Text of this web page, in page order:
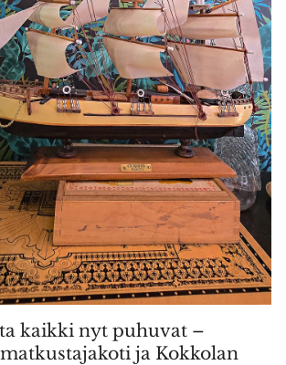
kaikki nyt puhuvat –
ja Kokkolan